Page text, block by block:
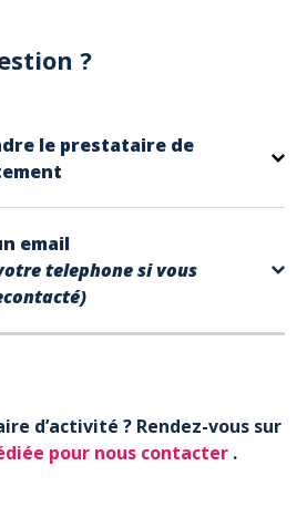
l'office de tourisme de Fréjus
acceptent les chèques
est prise en compte
le paiement effectué.
?
le prestataire de
sur votre billet,
email
telephone si vous
d’activité ? Rendez-vous sur
pour nous contacter .